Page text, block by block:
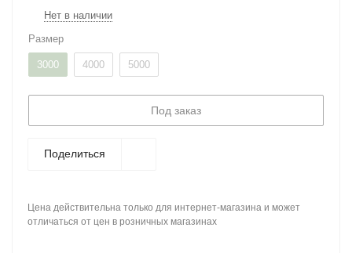
Нет в наличии
Размер
3000 4000 5000
Под заказ
Поделиться
Цена действительна только для интернет-магазина и может
отличаться от цен в розничных магазинах